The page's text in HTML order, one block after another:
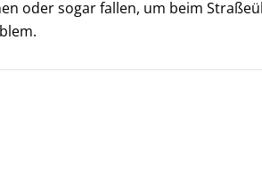
oder sogar fallen, um beim